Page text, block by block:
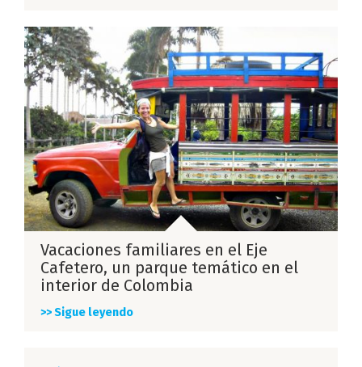
Vacaciones familiares en el Eje
Cafetero, un parque temático en el
interior de Colombia
>> Sigue leyendo